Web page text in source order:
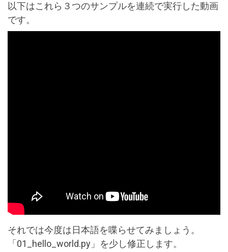
以下はこれら３つのサンプルを連続で実行した動画
です。
それでは今度は日本語を喋らせてみましょう。
「01_hello_world.py」を少し修正します。